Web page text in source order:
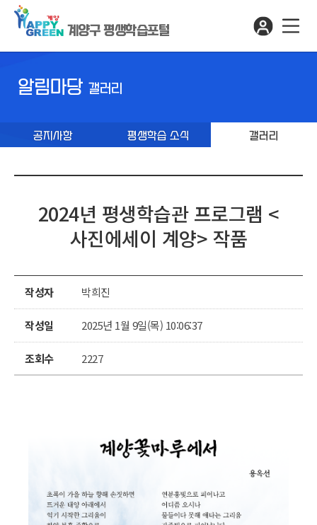
계양구 평생학습포털
알림마당 갤러리
공지사항 평생학습 소식 갤러리
2024년 평생학습관 프로그램 <
사진에세이 계양> 작품
작성자 박희진
작성일 2025년 1월 9일(목) 10:06:37
조회수 2227